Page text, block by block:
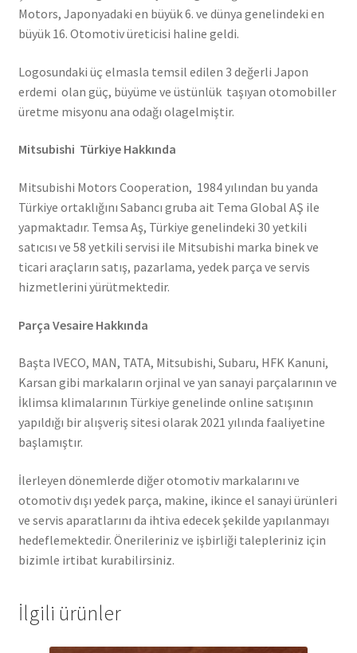
Motors, Japonyadaki en büyük 6. ve dünya genelindeki en
büyük 16. Otomotiv üreticisi haline geldi.
Logosundaki üç elmasla temsil edilen 3 değerli Japon
erdemi olan güç, büyüme ve üstünlük taşıyan otomobiller
üretme misyonu ana odağı olagelmiştir.
Mitsubishi Türkiye Hakkında
Mitsubishi Motors Cooperation, 1984 yılından bu yanda
Türkiye ortaklığını Sabancı gruba ait Tema Global AŞ ile
yapmaktadır. Temsa Aş, Türkiye genelindeki 30 yetkili
satıcısı ve 58 yetkili servisi ile Mitsubishi marka binek ve
ticari araçların satış, pazarlama, yedek parça ve servis
hizmetlerini yürütmektedir.
Parça Vesaire Hakkında
Başta IVECO, MAN, TATA, Mitsubishi, Subaru, HFK Kanuni,
Karsan gibi markaların orjinal ve yan sanayi parçalarının ve
İklimsa klimalarının Türkiye genelinde online satışının
yapıldığı bir alışveriş sitesi olarak 2021 yılında faaliyetine
başlamıştır.
İlerleyen dönemlerde diğer otomotiv markalarını ve
otomotiv dışı yedek parça, makine, ikince el sanayi ürünleri
ve servis aparatlarını da ihtiva edecek şekilde yapılanmayı
hedeflemektedir. Önerileriniz ve işbirliği talepleriniz için
bizimle irtibat kurabilirsiniz.
İlgili ürünler